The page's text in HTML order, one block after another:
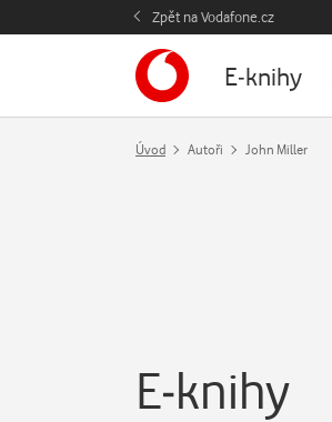
Zpět na Vodafone.cz
E-knihy
Úvod Autoři John Miller
E-knihy